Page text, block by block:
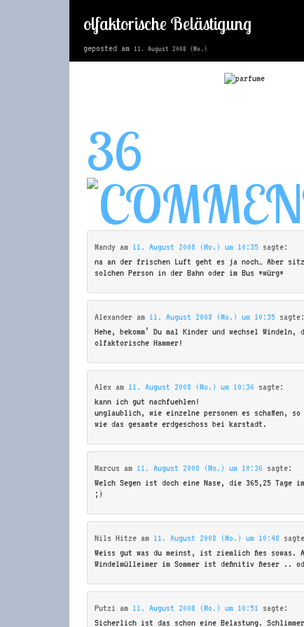
olfaktorische Belästigung
geposted am 11. August 2008 (Mo.)
36
Mandy am 11. August 2008 (Mo.) um 10:35 sagte:
na an der frischen Luft geht es ja noch… Aber
solchen Person in der Bahn oder im Bus *würg*
Alexander am 11. August 2008 (Mo.) um 10:35 sagte:
Hehe, bekomm’ Du mal Kinder und wechsel
olfaktorische Hammer!
Alex am 11. August 2008 (Mo.) um 10:36 sagte:
kann ich gut nachfuehlen!
unglaublich, wie einzelne personen es schaffen,
wie das gesamte erdgeschoss bei karstadt.
Marcus am 11. August 2008 (Mo.) um 10:36 sagte:
Welch Segen ist doch eine Nase, die 365,25
;)
Nils Hitze am 11. August 2008 (Mo.) um 10:48
Weiss gut was du meinst, ist ziemlich fies sowas.
Windelmülleimer im Sommer ist definitiv fieser ..
Putzi am 11. August 2008 (Mo.) um 10:51 sagte:
Sicherlich ist das schon eine Belastung.